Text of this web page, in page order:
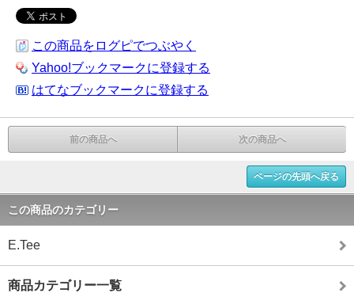
この商品をログピでつぶやく
Yahoo!ブックマークに登録する
はてなブックマークに登録する
前の商品へ 次の商品へ
ページの先頭へ戻る
この商品のカテゴリー
E.Tee
商品カテゴリー一覧